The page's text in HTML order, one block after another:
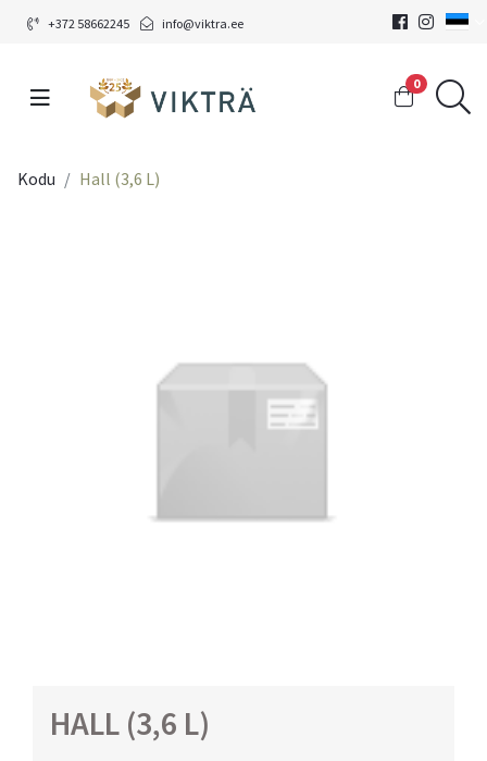
+372 58662245 info@viktra.ee
0
Kodu Hall (3,6 L)
HALL (3,6 L)